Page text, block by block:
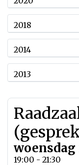
2018
2014
2013
woensdag
19:00 - 21:30